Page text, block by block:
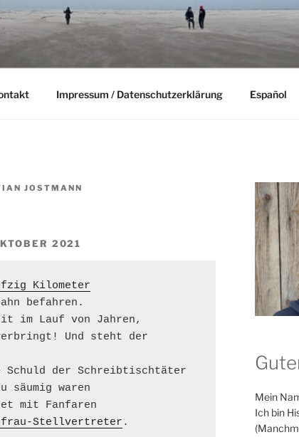
Impressum / Datenschutzerklärung Español
JOSTMANN
2021
Kilometer
befahren.
im Lauf von Jahren,
Und steht der
der Schreibtischtäter
säumig waren
mit Fanfaren
Stellvertreter .
Mein
Ich bin